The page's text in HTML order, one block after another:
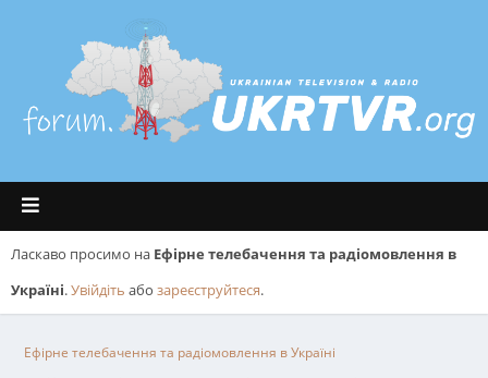
Ласкаво просимо на Ефірне телебачення та радіомовлення в
Україні.Увійдіть або зареєструйтеся.
Ефірне телебачення та радіомовлення в Україні